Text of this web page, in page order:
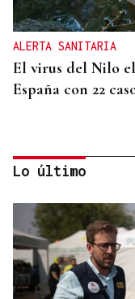
ALERTA SANITARIA
El virus del Nilo
España con 22
Lo último